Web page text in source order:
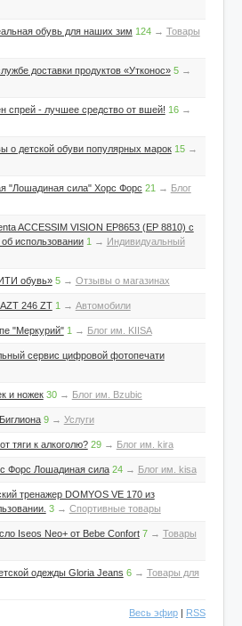
обувь для наших зим 124→ Товары
доставки продуктов «Утконос» 5→
спрей - лучшее средство от вшей! 16→
о детской обуви популярных марок 15→
"Лошадиная сила" Хорс Форс 21 → Блог
ACCESSIM VISION EP8653 (EP 8810) с
использовании 1 → Индивидуальный
обувь» 5→ Отзывы о магазинах
246 ZT 1 → Автомобили
"Меркурий" 1 → Блог им. KIISA
сервис цифровой фотопечати
и ножек 30→ Блог им. Bzubic
9→ Услуги
тяги к алкоголю? 29→ Блог им. kira
Форс Лошадиная сила 24→ Блог им. kisa
тренажер DOMYOS VE 170 из
3→ Спортивные товары
Iseos Neo+ от Bebe Confort 7→ Товары
одежды Gloria Jeans 6→ Товары для
Весь эфир| RSS